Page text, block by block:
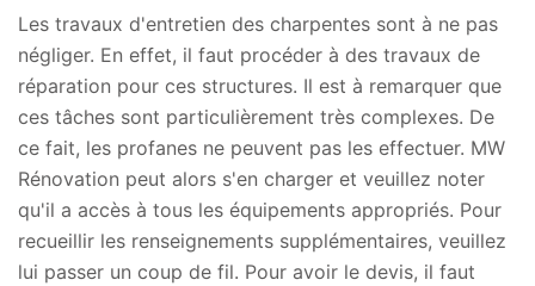
Les travaux d'entretien des charpentes sont à ne pas
négliger. En effet, il faut procéder à des travaux de
réparation pour ces structures. Il est à remarquer que
ces tâches sont particulièrement très complexes. De
ce fait, les profanes ne peuvent pas les effectuer. MW
Rénovation peut alors s'en charger et veuillez noter
qu'il a accès à tous les équipements appropriés. Pour
recueillir les renseignements supplémentaires, veuillez
lui passer un coup de fil. Pour avoir le devis, il faut